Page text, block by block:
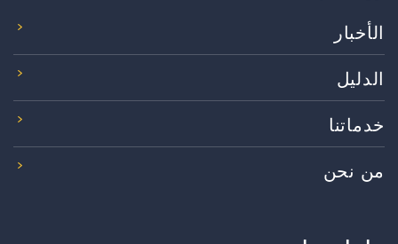
الأخبار
الدليل
خدماتنا
من نحن